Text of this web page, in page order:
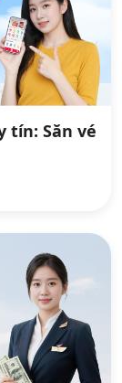
tín: Săn vé